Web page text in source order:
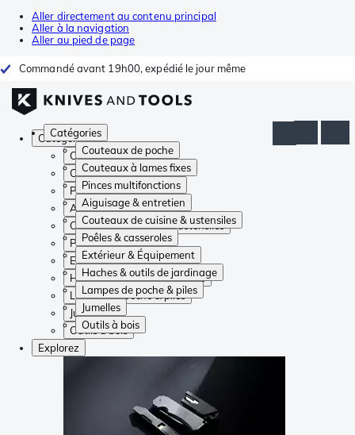
Aller directement au contenu principal
Aller à la navigation
Aller au pied de page
Commandé avant 19h00, expédié le jour même
Catégories
Couteaux de poche
Couteaux à lames fixes
Pinces multifonctions
Aiguisage & entretien
Couteaux de cuisine & ustensiles
Poêles & casseroles
Extérieur & Équipement
Haches & outils de jardinage
Lampes de poche & piles
Jumelles
Outils à bois
Catégories
Couteaux de poche
Couteaux à lames fixes
Pinces multifonctions
Aiguisage & entretien
Couteaux de cuisine & ustensiles
Poêles & casseroles
Extérieur & Équipement
Haches & outils de jardinage
Lampes de poche & piles
Jumelles
Outils à bois
Explorez